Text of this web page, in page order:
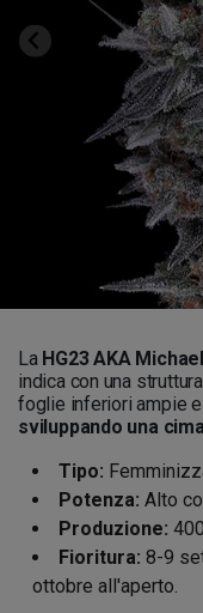
La HG23 AKA
indica con una
foglie inferiori ampie
sviluppando una
Tipo:
Potenza: Alto
Produzione:
Fioritura: 8-9
ottobre all'aperto.